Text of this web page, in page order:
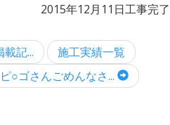
2015年12月11日工事完了
記...
施工実績一覧
ピ○ゴさんごめんなさ...